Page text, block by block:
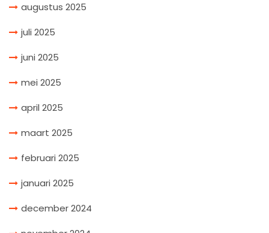
augustus 2025
juli 2025
juni 2025
mei 2025
april 2025
maart 2025
februari 2025
januari 2025
december 2024